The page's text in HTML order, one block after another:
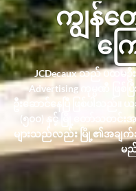
ကျွန်
ကြ
JCDecaux သည် ပထမဦ
Advertising ကုမ္ပဏီ ဖြ
ဦးဆောင်နေပြီ ဖြစ်ပါသ
(၅၀၀) နှင့် မြို့တော်သတင်
များသည်လည်း မြို့၏အချက်
မ